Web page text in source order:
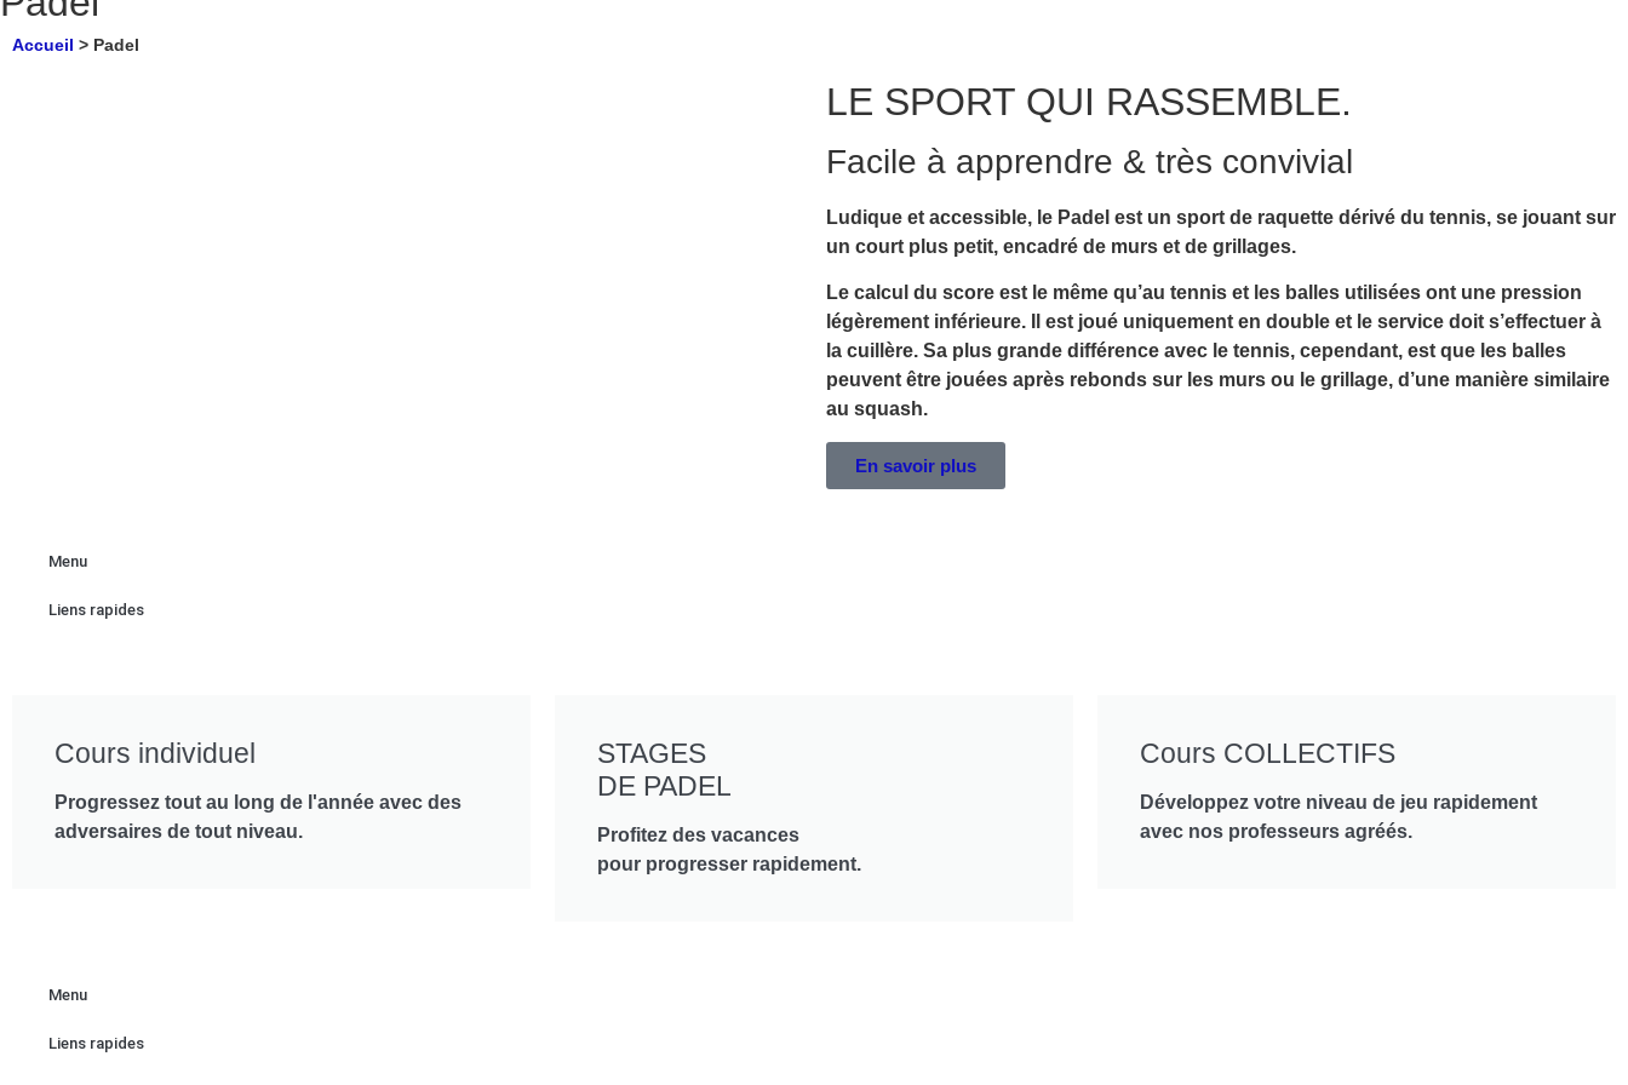
Accueil > Padel
LE SPORT QUI RASSEMBLE.
Facile à apprendre & très convivial
Ludique et accessible, le Padel est un sport de raquette dérivé du tennis, se jouant sur
un court plus petit, encadré de murs et de grillages.
Le calcul du score est le même qu’au tennis et les balles utilisées ont une pression
légèrement inférieure. Il est joué uniquement en double et le service doit s’effectuer à
la cuillère. Sa plus grande différence avec le tennis, cependant, est que les balles
peuvent être jouées après rebonds sur les murs ou le grillage, d’une manière similaire
au squash.
En savoir plus
Menu
Liens rapides
Cours individuel
Progressez tout au long de l'année avec des
adversaires de tout niveau.
STAGES
DE PADEL
Profitez des vacances
pour progresser rapidement.
Cours COLLECTIFS
Développez votre niveau de jeu rapidement
avec nos professeurs agréés.
Menu
Liens rapides